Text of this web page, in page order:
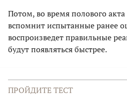
Потом, во время полового
вспомнит испытанные ранее
воспроизведет правильные
будут появляться быстрее.
ПРОЙДИТЕ ТЕСТ